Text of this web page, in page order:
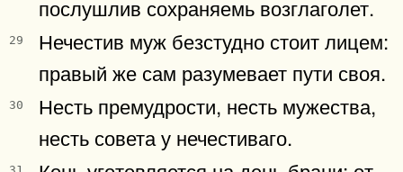
послушлив сохраняемь возглаголет.
29
Нечестив муж безстудно стоит лицем:
правый же сам разумевает пути своя.
30
Несть премудрости, несть мужества,
несть совета у нечестиваго.